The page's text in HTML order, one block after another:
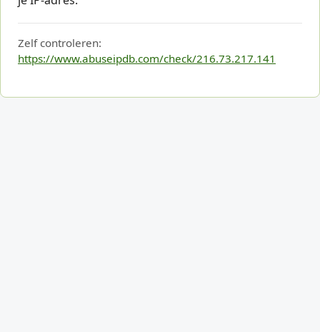
Zelf controleren:
https://www.abuseipdb.com/check/216.73.217.141